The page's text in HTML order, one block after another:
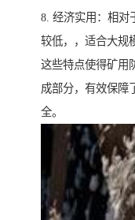
8. 经济实用：相对
较低，，适合大规
这些特点使得矿用
成部分，有效保障
全。